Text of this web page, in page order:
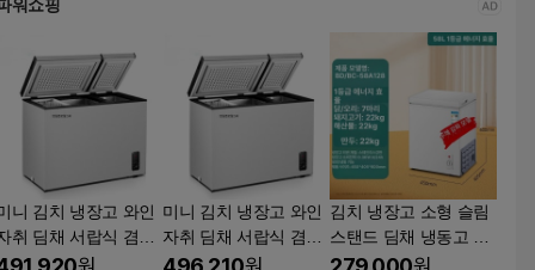
워쇼핑
니 김치 냉장고 와인
취 딤채 서랍식 겸용
동고 슬림 냉장 화이
미니 김치 냉장고 와인
자취 딤채 서랍식 겸용
냉동고 슬림 냉장 화이
김치 냉장고 소형 슬림
스탠드 딤채 냉동고 술
장고 용량작음 128L 기